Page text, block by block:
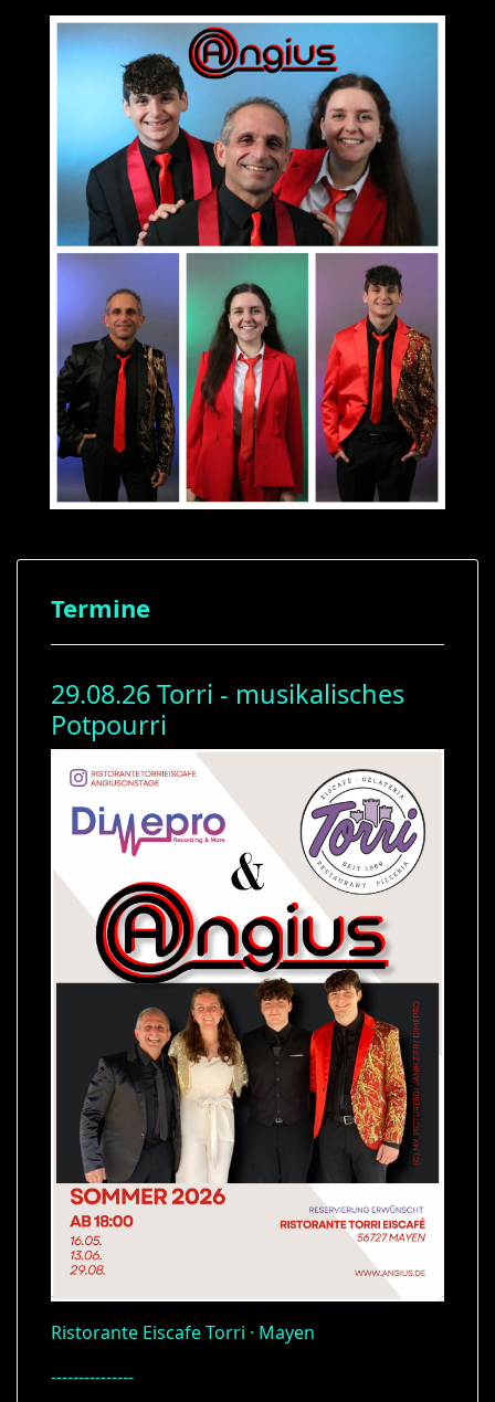
Termine
29.08.26 Torri - musikalisches
Potpourri
Ristorante Eiscafe Torri · Mayen
---------------